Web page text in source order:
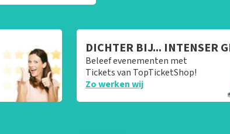
DICHTER BIJ... INTENSER
Beleef evenementen met
Tickets van TopTicketShop!
Zo werken wij